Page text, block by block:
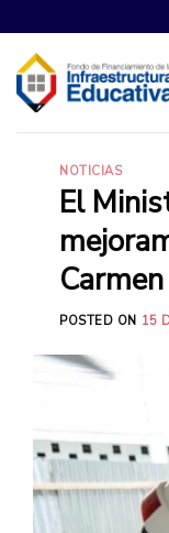
al
contenido
NOTICIAS
El
POSTED ON 15